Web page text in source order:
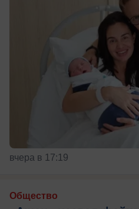
вчера в 17:19
Общество